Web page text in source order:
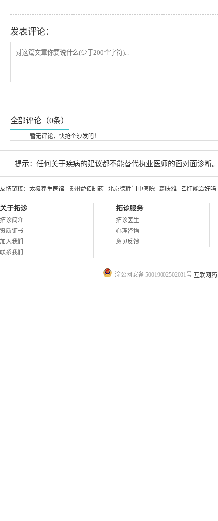
发表评论：
全部评论（0条）
暂无评论，快抢个沙发吧！
提示：任何关于疾病的建议都不能替代执业医师的面对面诊断
友情链接： 太极养生医馆 贵州益佰制药 北京德胜门中医院 蕊肤雅 乙肝能治好吗
关于拓诊
拓诊简介
资质证书
加入我们
联系我们
拓诊服务
拓诊医生
心理咨询
意见反馈
渝公网安备 50019002502031号 互联网